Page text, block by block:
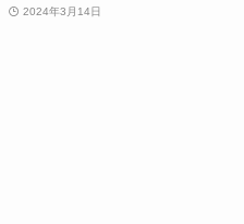
2024年3月14日